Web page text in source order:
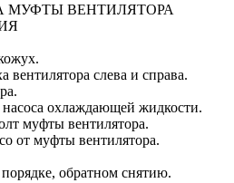
МУФТЫ ВЕНТИЛЯТОРА
слева и справа.
охлаждающей жидкости.
муфты вентилятора.
от муфты вентилятора.
обратном снятию.